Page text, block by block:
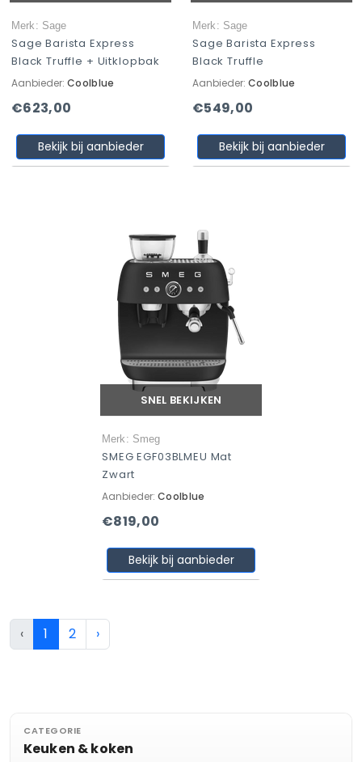
Merk: Sage
Sage Barista Express
Black Truffle + Uitklopbak
Aanbieder: Coolblue
€623,00
Bekijk bij aanbieder
Merk: Sage
Sage Barista Express
Black Truffle
Aanbieder: Coolblue
€549,00
Bekijk bij aanbieder
SNEL BEKIJKEN
Merk: Smeg
SMEG EGF03BLMEU Mat
Zwart
Aanbieder: Coolblue
€819,00
Bekijk bij aanbieder
‹ 1 2 ›
CATEGORIE
Keuken & koken